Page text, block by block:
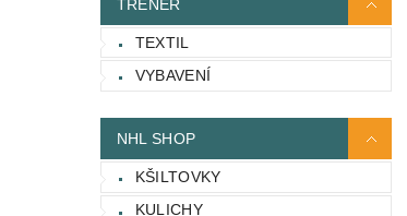
TRENÉR
TEXTIL
VYBAVENÍ
NHL SHOP
KŠILTOVKY
KULICHY